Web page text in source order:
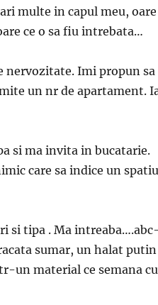
multe in capul meu, oare
ce o sa fiu intrebata…
nervozitate. Imi propun
un nr de apartament.
si ma invita in bucatarie.
care sa indice un spatiu
si tipa . Ma
sumar, un halat putin
un material ce semana